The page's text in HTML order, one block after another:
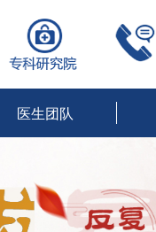
医生团队